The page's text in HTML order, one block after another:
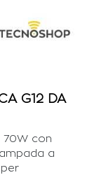
G12 DA
70W con
a